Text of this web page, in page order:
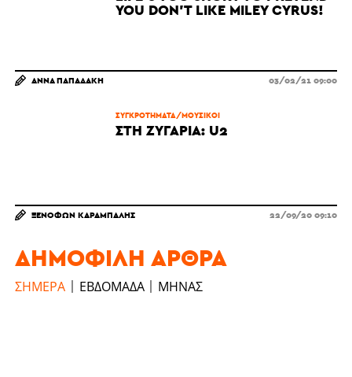
YOU DON'T LIKE MILEY CYRUS!
ΆΝΝΑ ΠΑΠΑΔΆΚΗ 03/02/21 09:00
ΣΥΓΚΡΟΤΗΜΑΤΑ/ΜΟΥΣΙΚΟΙ
ΣΤΗ ΖΥΓΑΡΙΆ: U2
ΞΕΝΟΦΏΝ ΚΑΡΆΜΠΑΛΗΣ 22/09/20 09:10
ΔΗΜΟΦΙΛΉ ΆΡΘΡΑ
ΣΉΜΕΡΑ ΕΒΔΟΜΆΔΑ ΜΉΝΑΣ